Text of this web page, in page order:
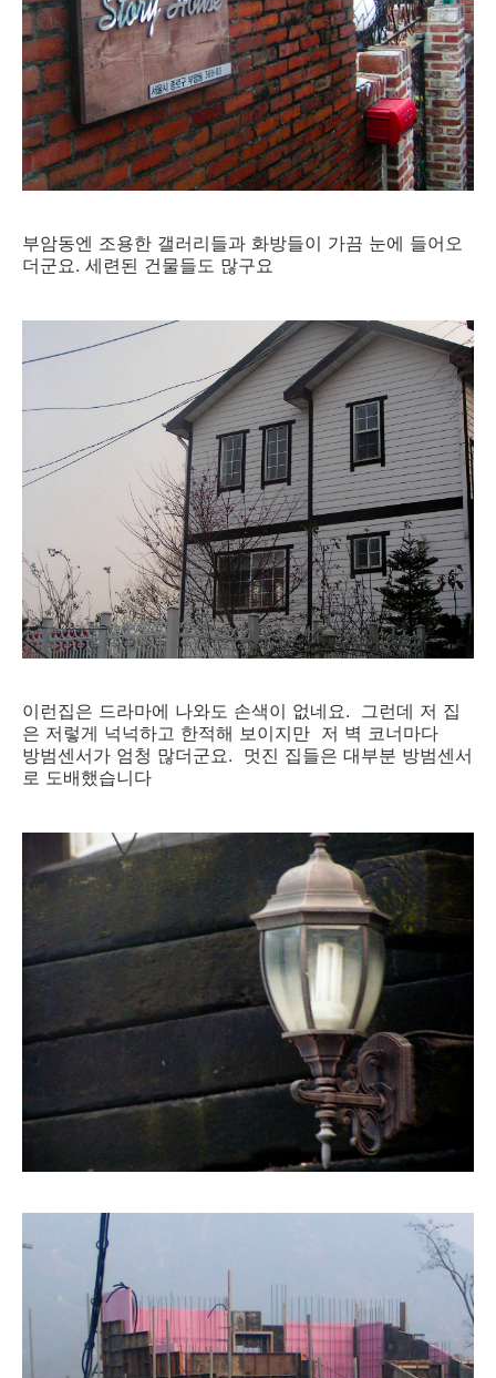
부암동엔 조용한 갤러리들과 화방들이 가끔 눈에 들어오
더군요. 세련된 건물들도 많구요
이런집은 드라마에 나와도 손색이 없네요. 그런데 저 집
은 저렇게 넉넉하고 한적해 보이지만 저 벽 코너마다
방범센서가 엄청 많더군요. 멋진 집들은 대부분 방범센서
로 도배했습니다